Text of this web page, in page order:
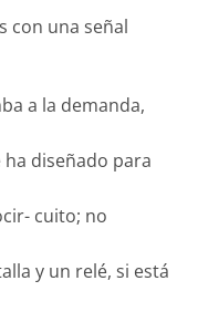
con una señal
a la demanda,
ha diseñado para
cuito; no
y un relé, si está